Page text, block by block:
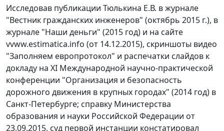
Исследовав публикации Тюлькина Е.В. в журнале
"Вестник гражданских инженеров" (октябрь 2015 г.), в
журнале "Наши деньги" (2015 год) и на сайте
vvww.estimatica.info (от 14.12.2015), скриншоты видео
"Заполняем европротокол" и распечатки слайдов к
докладу на XI Международной научно-практической
конференции "Организация и безопасность
дорожного движения в крупных городах" (2014 год) в
Санкт-Петербурге; справку Министерства
образования и науки Российской Федерации от
23.09.2015, суд первой инстанции констатировал